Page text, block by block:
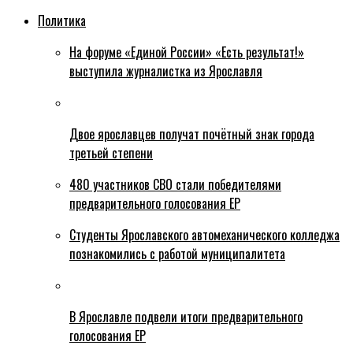
Политика
На форуме «Единой России» «Есть результат!»
выступила журналистка из Ярославля
Двое ярославцев получат почётный знак города
третьей степени
480 участников СВО стали победителями
предварительного голосования ЕР
Студенты Ярославского автомеханического колледжа
познакомились с работой муниципалитета
В Ярославле подвели итоги предварительного
голосования ЕР